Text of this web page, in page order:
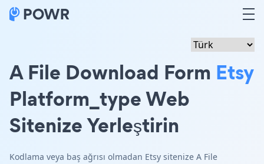
A File Download Form Etsy
Platform_type Web
Sitenize Yerleştirin
Kodlama veya baş ağrısı olmadan Etsy sitenize A File